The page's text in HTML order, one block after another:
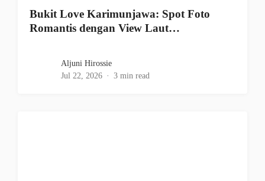
Bukit Love Karimunjawa: Spot Foto
Romantis dengan View Laut…
Aljuni Hirossie
Jul 22, 2026
3 min read